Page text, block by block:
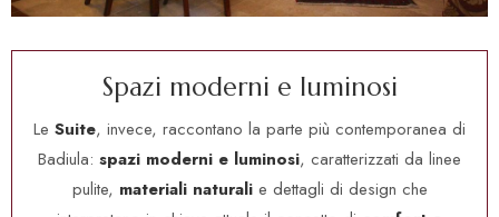
Spazi moderni e luminosi
Le Suite, invece, raccontano la parte più contemporanea di
Badiula: spazi moderni e luminosi, caratterizzati da linee
pulite, materiali naturalie dettagli di design che